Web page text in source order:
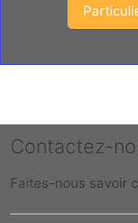
Contactez-
Faites-nous savoir